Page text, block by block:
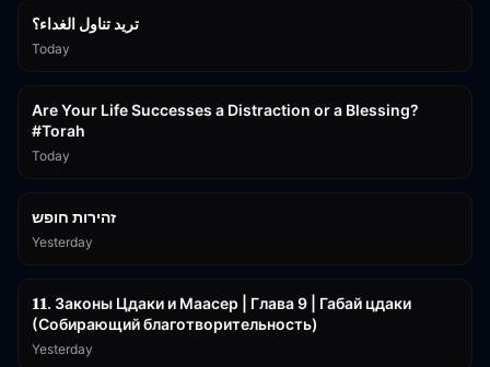
تريد تناول الغداء؟
Today
Are Your Life Successes a Distraction or a Blessing?
#Torah
Today
זהירות חופש
Yesterday
𝟏𝟏. Законы Цдаки и Маасер | Глава 9 | Габай цдаки
(Собирающий благотворительность)
Yesterday